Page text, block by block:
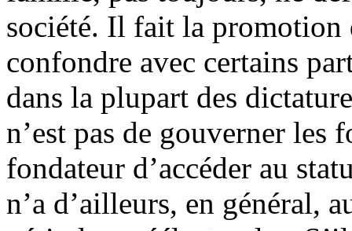
société. Il fait la promotion
confondre avec certains
dans la plupart des
n’est pas de gouverner les
fondateur d’accéder au
n’a d’ailleurs, en général,